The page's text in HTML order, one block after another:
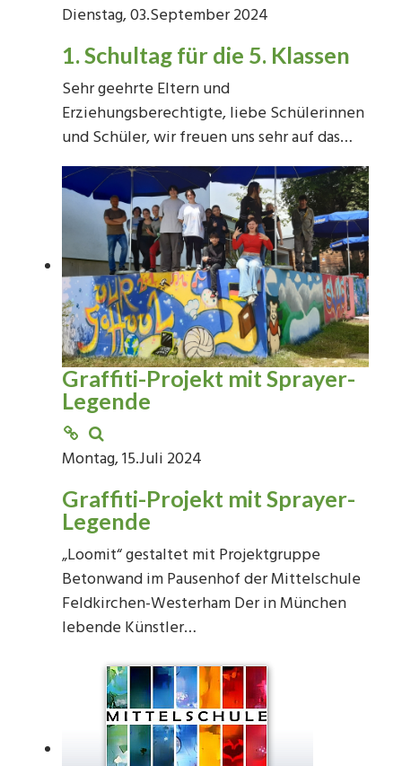
Dienstag, 03.September 2024
1. Schultag für die 5. Klassen
Sehr geehrte Eltern und
Erziehungsberechtigte, liebe Schülerinnen
und Schüler, wir freuen uns sehr auf das…
Graffiti-Projekt mit Sprayer-
Legende
Montag, 15.Juli 2024
Graffiti-Projekt mit Sprayer-
Legende
„Loomit“ gestaltet mit Projektgruppe
Betonwand im Pausenhof der Mittelschule
Feldkirchen-Westerham Der in München
lebende Künstler…